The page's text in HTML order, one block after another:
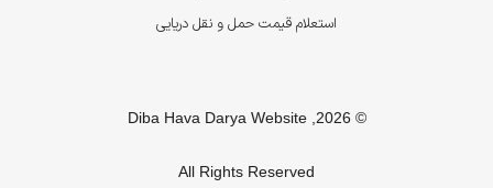
استعلام قیمت حمل و نقل دریایی
© 2026, Diba Hava Darya Website
All Rights Reserved